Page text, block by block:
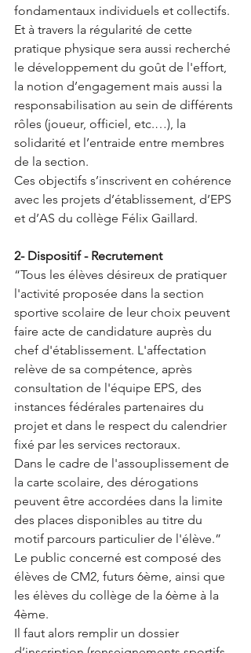
fondamentaux individuels et collectifs.
Et à travers la régularité de cette
pratique physique sera aussi recherché
le développement du goût de l'effort,
la notion d’engagement mais aussi la
responsabilisation au sein de différents
rôles (joueur, officiel, etc.…), la
solidarité et l’entraide entre membres
de la section.
Ces objectifs s’inscrivent en cohérence
avec les projets d’établissement, d’EPS
et d’AS du collège Félix Gaillard.
2- Dispositif - Recrutement
“Tous les élèves désireux de pratiquer
l'activité proposée dans la section
sportive scolaire de leur choix peuvent
faire acte de candidature auprès du
chef d'établissement. L'affectation
relève de sa compétence, après
consultation de l'équipe EPS, des
instances fédérales partenaires du
projet et dans le respect du calendrier
fixé par les services rectoraux.
Dans le cadre de l'assouplissement de
la carte scolaire, des dérogations
peuvent être accordées dans la limite
des places disponibles au titre du
motif parcours particulier de l'élève.”
Le public concerné est composé des
élèves de CM2, futurs 6ème, ainsi que
les élèves du collège de la 6ème à la
4ème.
Il faut alors remplir un dossier